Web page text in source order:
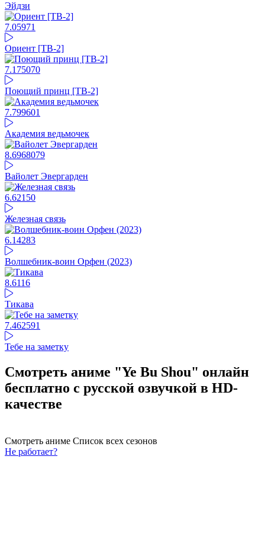
Эйдзи
7.05971
Ориент [ТВ-2]
7.175070
Поющий принц [ТВ-2]
7.799601
Академия ведьмочек
8.6968079
Вайолет Эвергарден
6.62150
Железная связь
6.14283
Волшебник-воин Орфен (2023)
8.6116
Тикава
7.462591
Тебе на заметку
Смотреть аниме "Ye Bu Shou" онлайн
бесплатно с русской озвучкой в HD-
качестве
Смотреть аниме Список всех сезонов
Не работает?